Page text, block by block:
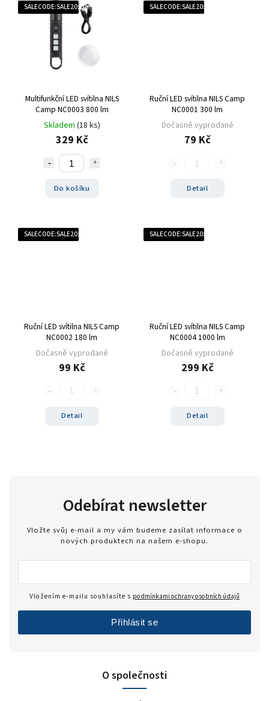
SALECODE:SALE20:20:%
Multifunkční LED svítilna NILS
Camp NC0003 800 lm
Skladem (18 ks)
329 Kč
Do košíku
SALECODE:SALE20:20:%
Ruční LED svítilna NILS Camp
NC0001 300 lm
Dočasně vyprodané
79 Kč
Detail
SALECODE:SALE20:20:%
Ruční LED svítilna NILS Camp
NC0002 180 lm
Dočasně vyprodané
99 Kč
Detail
SALECODE:SALE20:20:%
Ruční LED svítilna NILS Camp
NC0004 1000 lm
Dočasně vyprodané
299 Kč
Detail
O společnosti
Odebírat newsletter
Vložte svůj e-mail a my vám budeme zasílat informace o
nových produktech na našem e-shopu.
Vložením e-mailu souhlasíte s podmínkami ochrany osobních údajů
Přihlásit se